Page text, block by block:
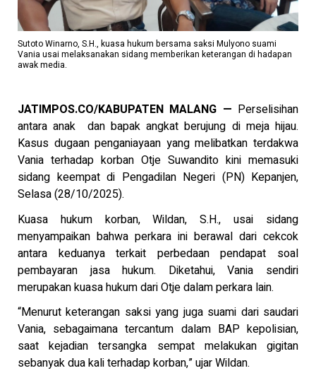
Sutoto Winarno, S.H., kuasa hukum bersama saksi Mulyono suami
Vania usai melaksanakan sidang memberikan keterangan di hadapan
awak media.
JATIMPOS.CO/KABUPATEN MALANG — Perselisihan
antara anak dan bapak angkat berujung di meja hijau.
Kasus dugaan penganiayaan yang melibatkan terdakwa
Vania terhadap korban Otje Suwandito kini memasuki
sidang keempat di Pengadilan Negeri (PN) Kepanjen,
Selasa (28/10/2025).
Kuasa hukum korban, Wildan, S.H., usai sidang
menyampaikan bahwa perkara ini berawal dari cekcok
antara keduanya terkait perbedaan pendapat soal
pembayaran jasa hukum. Diketahui, Vania sendiri
merupakan kuasa hukum dari Otje dalam perkara lain.
“Menurut keterangan saksi yang juga suami dari saudari
Vania, sebagaimana tercantum dalam BAP kepolisian,
saat kejadian tersangka sempat melakukan gigitan
sebanyak dua kali terhadap korban,” ujar Wildan.